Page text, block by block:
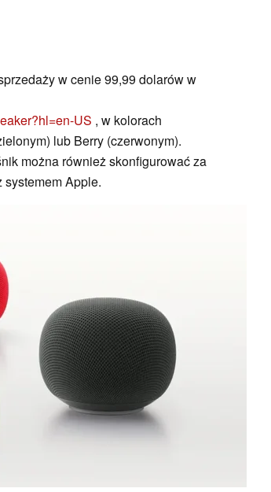
w cenie 99,99 dolarów w
US , w kolorach
lub Berry (czerwonym).
można również skonfigurować za
Apple.